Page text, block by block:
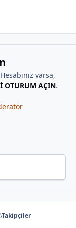
varsa,
OTURUM AÇIN.
Takipçiler